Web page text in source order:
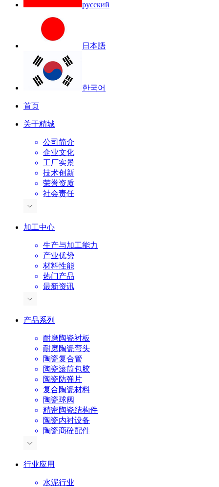
русский
日本語
한국어
首页
关于精城
公司简介
企业文化
工厂实景
技术创新
荣誉资质
社会责任
加工中心
生产与加工能力
产业优势
材料性能
热门产品
最新资讯
产品系列
耐磨陶瓷衬板
耐磨陶瓷弯头
陶瓷复合管
陶瓷滚筒包胶
陶瓷防弹片
复合陶瓷材料
陶瓷球阀
精密陶瓷结构件
陶瓷内衬设备
陶瓷商砼配件
行业应用
水泥行业